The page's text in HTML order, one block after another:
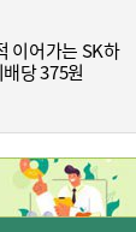
리위원 또 사퇴,
이어가는 SK하
당 375원